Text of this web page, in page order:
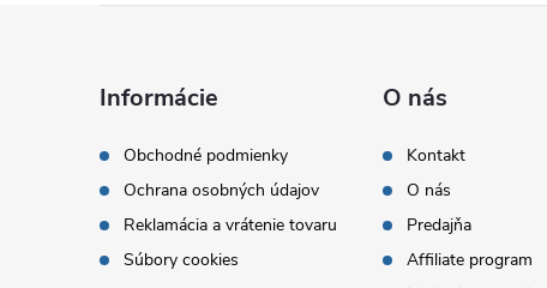
Informácie
Obchodné podmienky
Ochrana osobných údajov
Reklamácia a vrátenie tovaru
Súbory cookies
O nás
Kontakt
O nás
Predajňa
Affiliate program